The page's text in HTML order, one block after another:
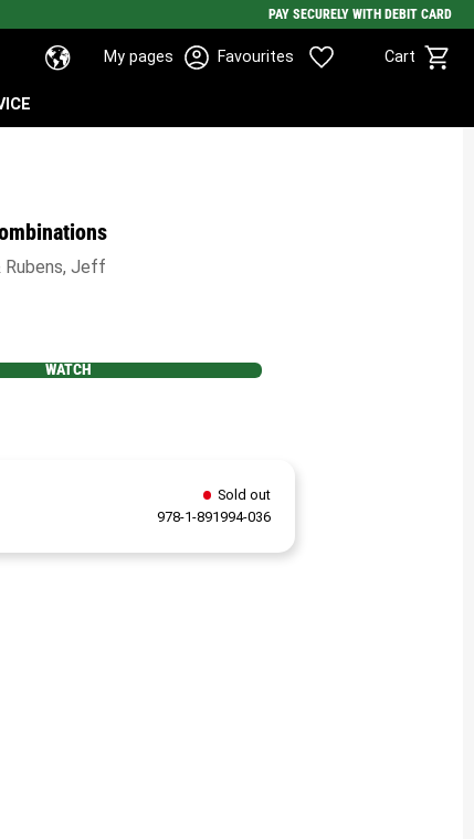
PAY SECURELY WITH DEBIT CARD
My pages Favourites Cart
Favorites Basket
Rubens, Jeff
WATCH
Sold out
978-1-891994-036